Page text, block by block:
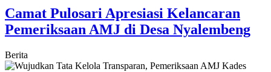
Camat Pulosari Apresiasi Kelancaran
Pemeriksaan AMJ di Desa Nyalembeng
Berita